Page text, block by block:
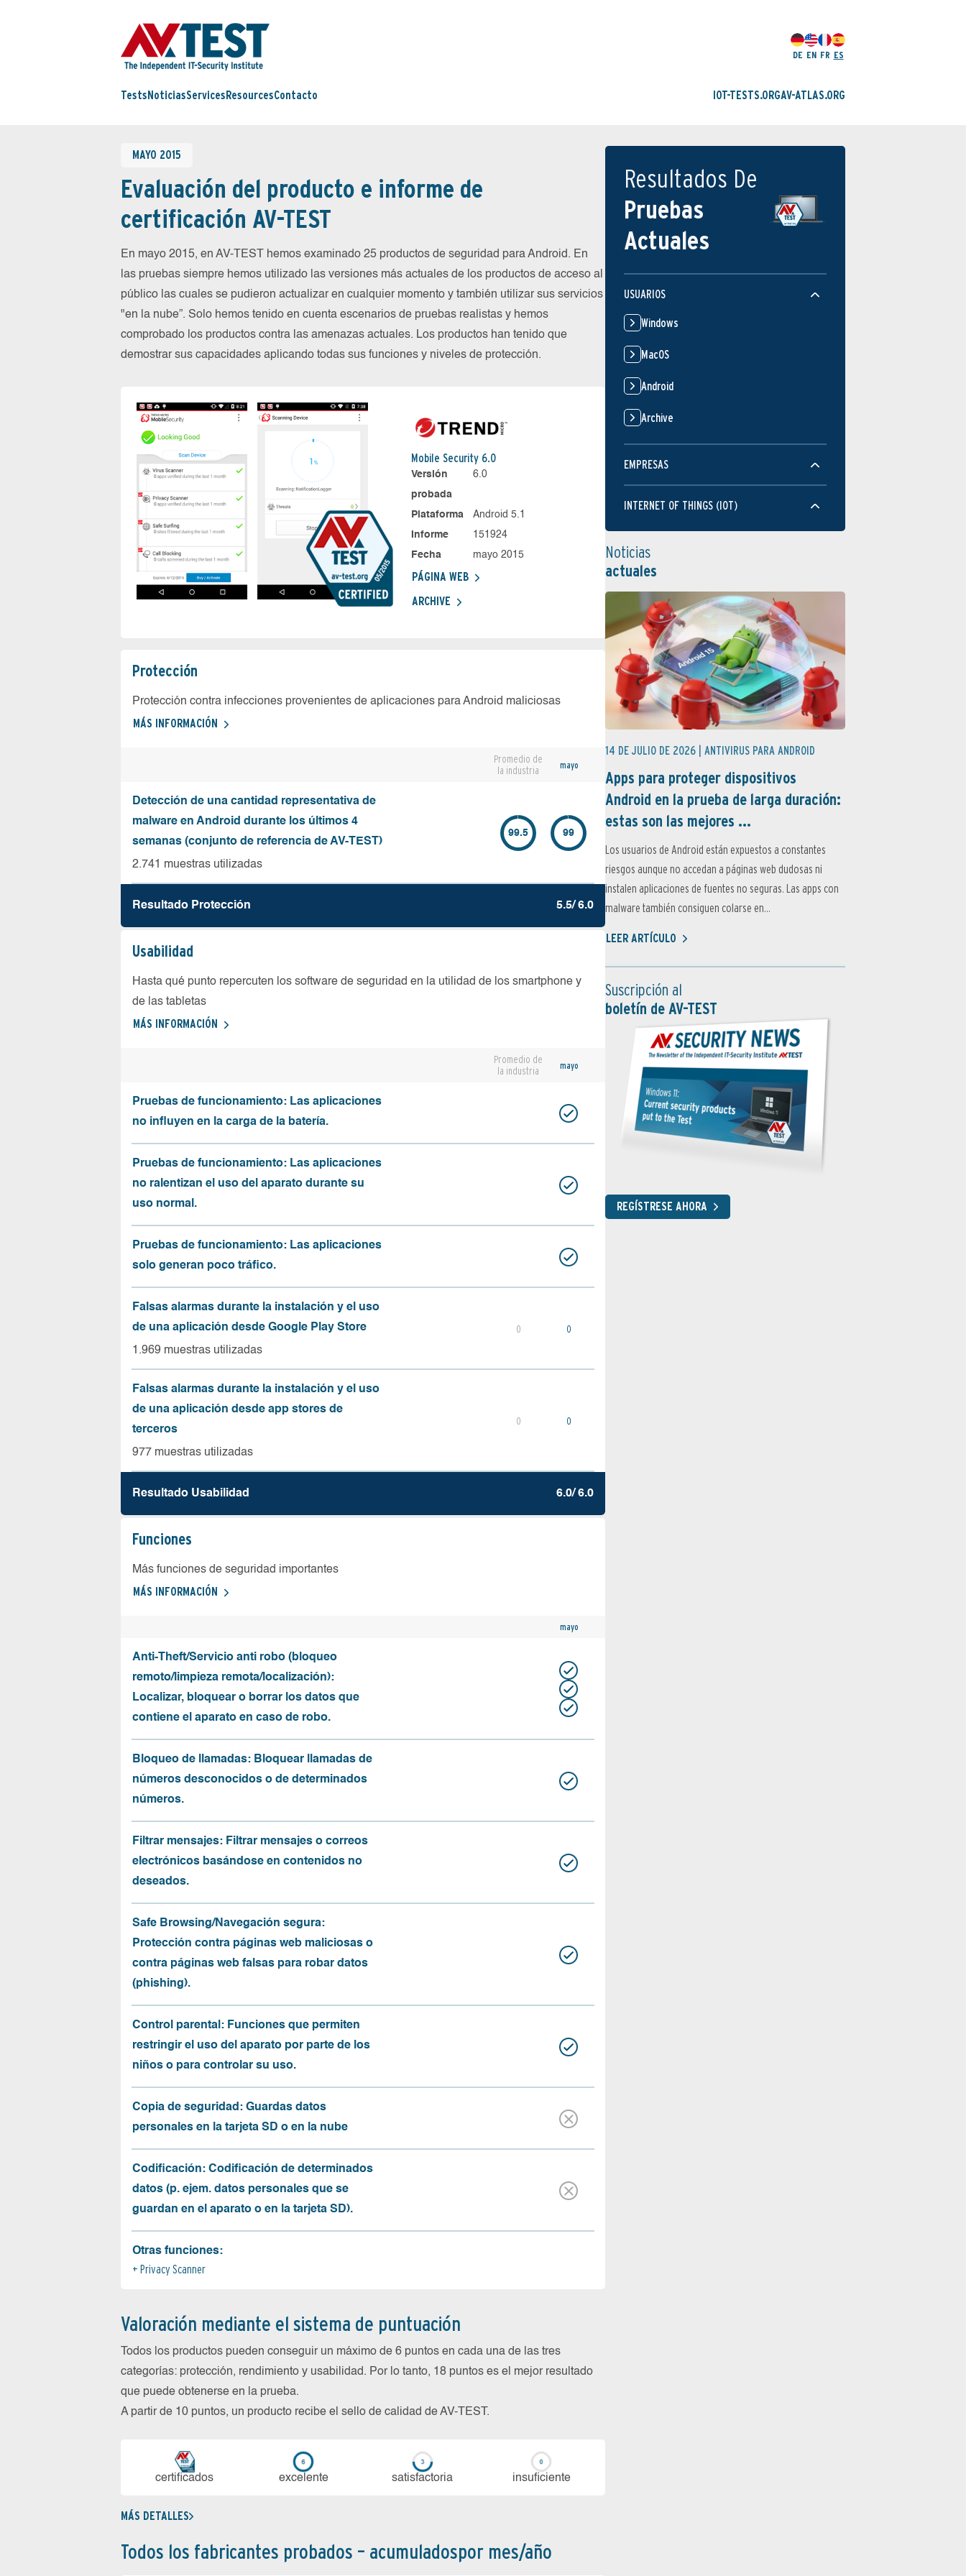
DE EN FR ES
Tests NoticiasServices ResourcesContacto IOT-TESTS.ORGAV-ATLAS.ORG
MAYO 2015
Evaluación del producto e informe de
certificación AV-TEST
En mayo 2015, en AV-TEST hemos examinado 25 productos de seguridad para Android. En
las pruebas siempre hemos utilizado las versiones más actuales de los productos de acceso al
público las cuales se pudieron actualizar en cualquier momento y también utilizar sus servicios
"en la nube”. Solo hemos tenido en cuenta escenarios de pruebas realistas y hemos
comprobado los productos contra las amenazas actuales. Los productos han tenido que
demostrar sus capacidades aplicando todas sus funciones y niveles de protección.
Mobile Security 6.0
Versión
probada
6.0
Plataforma
Android 5.1
Informe
151924
Fecha
mayo 2015
PÁGINA WEB
ARCHIVE
Protección
Protección contra infecciones provenientes de aplicaciones para Android maliciosas
MÁS INFORMACIÓN
Promedio de
la industria
mayo
Detección de una cantidad representativa de
malware en Android durante los últimos 4
semanas (conjunto de referencia de AV-TEST)
2.741 muestras utilizadas
99.5 99
Resultado Protección 5.5/ 6.0
Usabilidad
Hasta qué punto repercuten los software de seguridad en la utilidad de los smartphone y
de las tabletas
MÁS INFORMACIÓN
Promedio de
la industria
mayo
Pruebas de funcionamiento: Las aplicaciones
no influyen en la carga de la batería.
Pruebas de funcionamiento: Las aplicaciones
no ralentizan el uso del aparato durante su
uso normal.
Pruebas de funcionamiento: Las aplicaciones
solo generan poco tráfico.
Falsas alarmas durante la instalación y el uso
de una aplicación desde Google Play Store
1.969 muestras utilizadas
0 0
Falsas alarmas durante la instalación y el uso
de una aplicación desde app stores de
terceros
977 muestras utilizadas
0 0
Resultado Usabilidad 6.0/ 6.0
Funciones
Más funciones de seguridad importantes
MÁS INFORMACIÓN
mayo
Anti-Theft/Servicio anti robo (bloqueo
remoto/limpieza remota/localización):
Localizar, bloquear o borrar los datos que
contiene el aparato en caso de robo.
Bloqueo de llamadas: Bloquear llamadas de
números desconocidos o de determinados
números.
Filtrar mensajes: Filtrar mensajes o correos
electrónicos basándose en contenidos no
deseados.
Safe Browsing/Navegación segura:
Protección contra páginas web maliciosas o
contra páginas web falsas para robar datos
(phishing).
Control parental: Funciones que permiten
restringir el uso del aparato por parte de los
niños o para controlar su uso.
Copia de seguridad: Guardas datos
personales en la tarjeta SD o en la nube
Codificación: Codificación de determinados
datos (p. ejem. datos personales que se
guardan en el aparato o en la tarjeta SD).
Otras funciones:
Privacy Scanner
Valoración mediante el sistema de puntuación
Todos los productos pueden conseguir un máximo de 6 puntos en cada una de las tres
categorías: protección, rendimiento y usabilidad. Por lo tanto, 18 puntos es el mejor resultado
que puede obtenerse en la prueba.
A partir de 10 puntos, un producto recibe el sello de calidad de AV-TEST.
certi­ficados ex­ce­len­te sa­tis­fac­to­ria in­su­fi­cien­te
MÁS DETALLES
Todos los fabricantes probados – acumuladospor mes/año
Resultados De
Pruebas
Actuales
USUARIOS
Windows
MacOS
Android
Archive
EMPRESAS
INTERNET OF THINGS (IOT)
Noticias
actuales
14 DE JULIO DE 2026 | ANTIVIRUS PARA ANDROID
Apps para proteger dispositivos
Android en la prueba de larga duración:
estas son las mejores ...
Los usuarios de Android están expuestos a constantes
riesgos aunque no accedan a páginas web dudosas ni
instalen aplicaciones de fuentes no seguras. Las apps con
malware también consiguen colarse en...
LEER ARTÍCULO
Suscripción al
boletín de AV-TEST
REGÍSTRESE AHORA